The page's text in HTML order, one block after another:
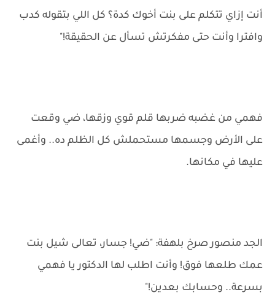
أنت إزاي تتكلم على بنت أخوك كدة؟ كل اللي بتقوله كدب
وافترا وأنت حتى مفكرتش تسأل عن الحقيقة!"
فهمي من غضبه ضربها قلم قوي وزقها، ضي وقعت
على الأرض وجسمها مستحملش كل الظلم ده.. وأغمى
عليها في مكانها.
الجد منصور صرخ بلهفة: "ضي! جسار، تعالى شيل بنت
عمك طلعها فوق! وأنت اطلب لها الدكتور يا فهمي
بسرعة.. وحسابك بعدين!"